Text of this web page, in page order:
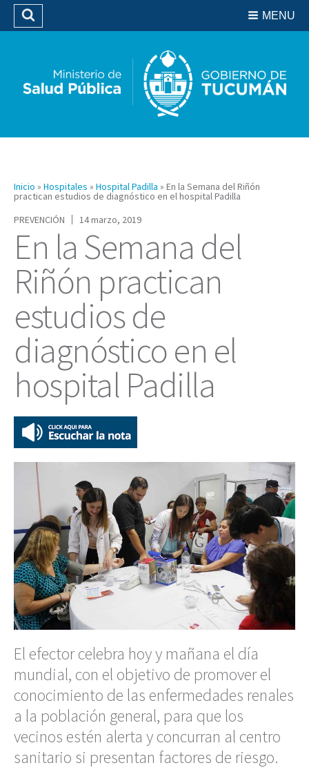
Biblioteca
MENU
Buscar
Inicio » Hospitales » Hospital Padilla » En la Semana del Riñón
practican estudios de diagnóstico en el hospital Padilla
PREVENCIÓN
14 marzo, 2019
En la Semana del
Riñón practican
estudios de
diagnóstico en el
hospital Padilla
El efector celebra hoy y mañana el día
mundial, con el objetivo de promover el
conocimiento de las enfermedades renales
a la población general, para que los
vecinos estén alerta y concurran al centro
sanitario si presentan factores de riesgo.